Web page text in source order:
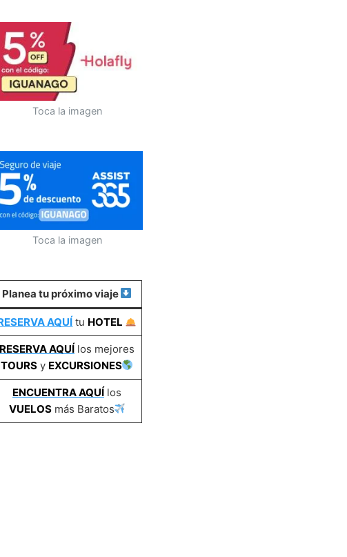
Toca la imagen
Toca la imagen
Planea tu próximo viaje
AQUÍ tu HOTEL
RESERVA AQUÍlos mejores
TOURS y EXCURSIONES
ENCUENTRA AQUÍlos
VUELOSmás Baratos